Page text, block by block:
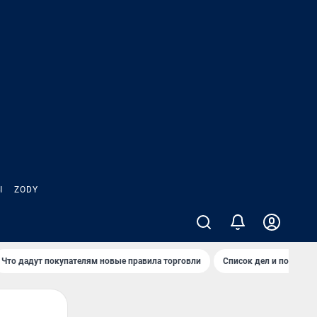
ZODY
Что дадут покупателям новые правила торговли Список дел и покупок